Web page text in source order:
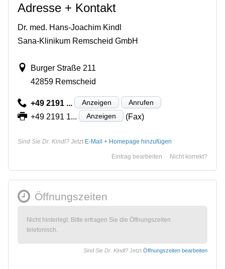
Adresse + Kontakt
Dr. med. Hans-Joachim Kindl
Sana-Klinikum Remscheid GmbH
Burger Straße 211
42859 Remscheid
+49 2191 ... Anzeigen Anrufen
+49 2191 1... Anzeigen (Fax)
Sind Sie Dr. Kindl? Jetzt E-Mail + Homepage hinzufügen
Nicht korrekt?
Eintrag bearbeiten
Öffnungszeiten
Nicht hinterlegt. Bitte erfragen Sie die Öffnungszeiten
telefonisch.
Sind Sie Dr. Kindl? Jetzt Öffnungszeiten bearbeiten